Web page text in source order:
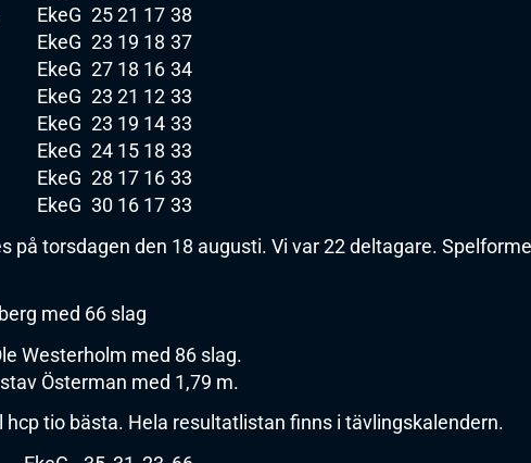
EkeG 2521 17 38
EkeG 23 19 18 37
EkeG 27 18 16 34
EkeG 23 21 12 33
EkeG 23 19 14 33
EkeG 24 15 18 33
EkeG 28 17 16 33
EkeG 30 16 17 33
på torsdagen den 18 augusti. Vi var 22 deltagare.
med 66 slag
Westerholm med 86 slag.
Österman med 1,79 m.
hcp tio bästa. Hela resultatlistan finns i tävlingskalendern.